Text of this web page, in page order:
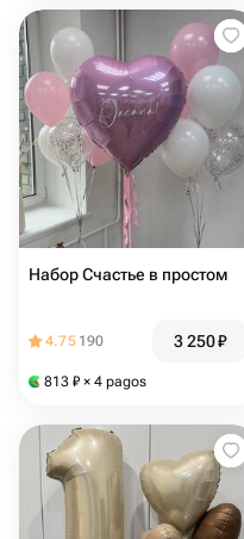
Набор Счастье в простом
4.75 190 3 250₽
813 ₽ × 4 pagos